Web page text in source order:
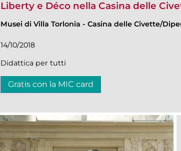
Liberty e Déco nella Casina delle
Musei di Villa Torlonia - Casina delle Civette/
14/10/2018
Didattica per tutti
Gratis con la MIC card